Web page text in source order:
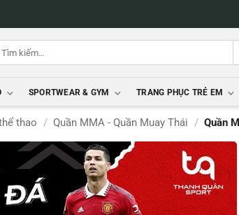
Tìm
SPORTWEAR & GYM TRANG PHỤC TRẺ EM
thao / Quần MMA - Quần Muay Thái / Quần